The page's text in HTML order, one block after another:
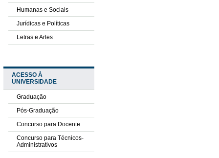
Humanas e Sociais
Jurídicas e Políticas
Letras e Artes
ACESSO À
UNIVERSIDADE
Graduação
Pós-Graduação
Concurso para Docente
Concurso para Técnicos-
Administrativos